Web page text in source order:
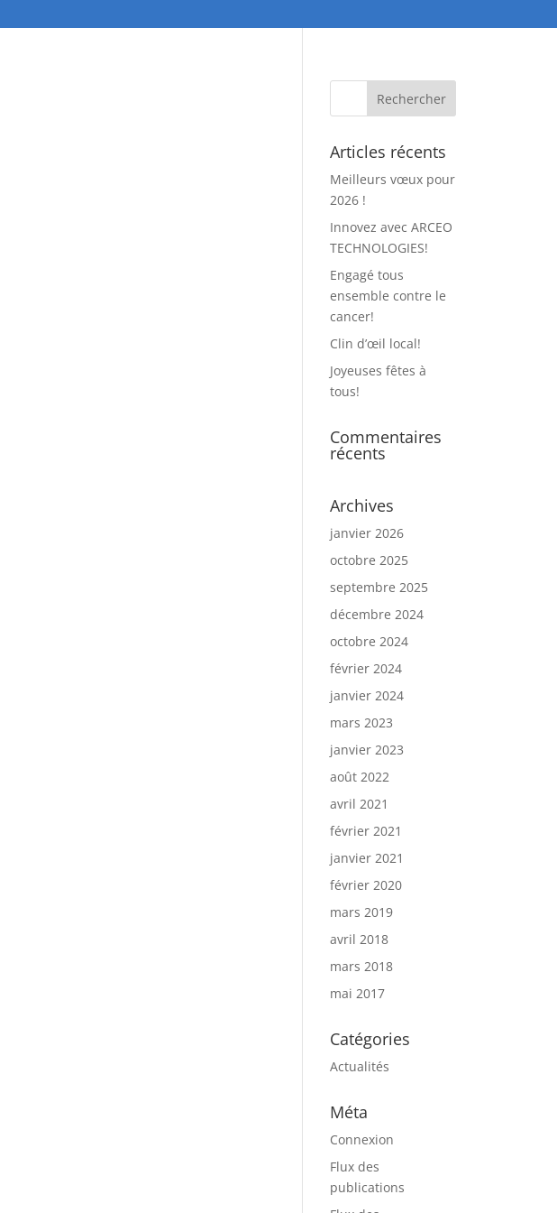
Articles récents
Meilleurs vœux pour
2026 !
Innovez avec ARCEO
TECHNOLOGIES!
Engagé tous
ensemble contre le
cancer!
Clin d’œil local!
Joyeuses fêtes à
tous!
Commentaires
récents
Archives
janvier 2026
octobre 2025
septembre 2025
décembre 2024
octobre 2024
février 2024
janvier 2024
mars 2023
janvier 2023
août 2022
avril 2021
février 2021
janvier 2021
février 2020
mars 2019
avril 2018
mars 2018
mai 2017
Catégories
Actualités
Méta
Connexion
Flux des
publications